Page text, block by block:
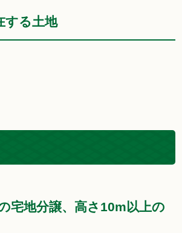
する土地
宅地分譲、高さ10m以上の